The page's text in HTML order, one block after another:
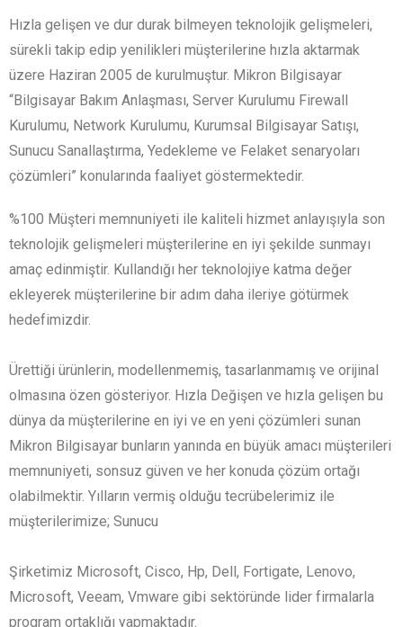
Hızla gelişen ve dur durak bilmeyen teknolojik gelişmeleri,
sürekli takip edip yenilikleri müşterilerine hızla aktarmak
üzere Haziran 2005 de kurulmuştur. Mikron Bilgisayar
“Bilgisayar Bakım Anlaşması, Server Kurulumu Firewall
Kurulumu, Network Kurulumu, Kurumsal Bilgisayar Satışı,
Sunucu Sanallaştırma, Yedekleme ve Felaket senaryoları
çözümleri” konularında faaliyet göstermektedir.
%100 Müşteri memnuniyeti ile kaliteli hizmet anlayışıyla son
teknolojik gelişmeleri müşterilerine en iyi şekilde sunmayı
amaç edinmiştir. Kullandığı her teknolojiye katma değer
ekleyerek müşterilerine bir adım daha ileriye götürmek
hedefimizdir.
Ürettiği ürünlerin, modellenmemiş, tasarlanmamış ve orijinal
olmasına özen gösteriyor. Hızla Değişen ve hızla gelişen bu
dünya da müşterilerine en iyi ve en yeni çözümleri sunan
Mikron Bilgisayar bunların yanında en büyük amacı müşterileri
memnuniyeti, sonsuz güven ve her konuda çözüm ortağı
olabilmektir. Yılların vermiş olduğu tecrübelerimiz ile
müşterilerimize; Sunucu
Şirketimiz Microsoft, Cisco, Hp, Dell, Fortigate, Lenovo,
Microsoft, Veeam, Vmware gibi sektöründe lider firmalarla
program ortaklığı yapmaktadır.